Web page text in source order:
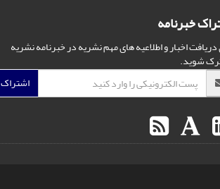
خبرنامه
دریافت اخبار و اطلاعیه های مهم نشریه در خبرنامه نشریه
شوید.
اشتراک